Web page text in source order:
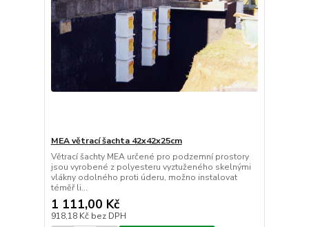
MEA větrací šachta 42x42x25cm
Větrací šachty MEA určené pro podzemní prostory
jsou vyrobené z polyesteru vyztuženého skelnými
vlákny odolného proti úderu, možno instalovat
téměř li...
1 111,00 Kč
918,18 Kč bez DPH